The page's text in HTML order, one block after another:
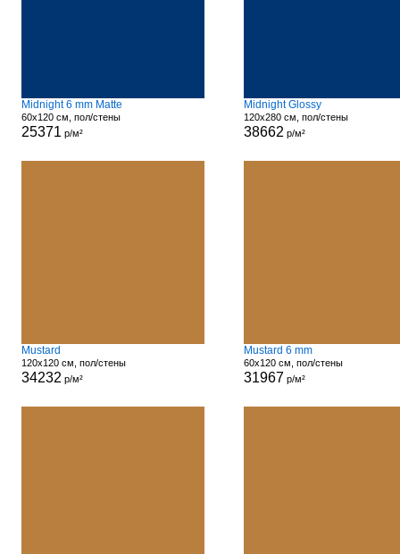
Midnight 6 mm Matte
60x120 см, пол/стены
25371 р/м²
Midnight Glossy
120x280 см, пол/стены
38662 р/м²
Mustard
120x120 см, пол/стены
34232 р/м²
Mustard 6 mm
60x120 см, пол/стены
31967 р/м²